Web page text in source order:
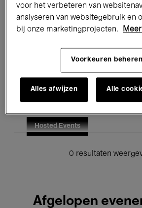
Jazz Klassieke Muziek
Onderwijs Rondleidingen
Hosted Events
0 resultaten
Afgelopen
voor het verbeteren van
analyseren van websitegebruik en
bij onze marketingprojecten.
Voorkeuren beheren
Alles afwijzen Alle